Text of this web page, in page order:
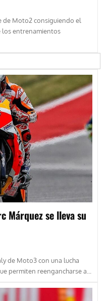
de Moto2 consiguiendo el
los entrenamientos
Márquez se lleva su
de Moto3 con una lucha
permiten reengancharse a...